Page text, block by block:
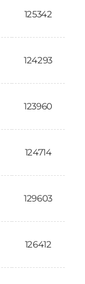
125342
124293
123960
124714
129603
126412